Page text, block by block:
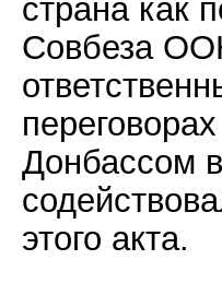
страна как
Совбеза
Донбассом
этого акта.